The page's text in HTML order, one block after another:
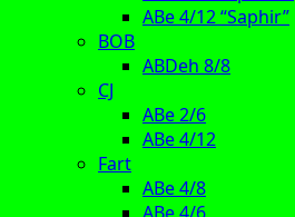
ABe 4/12 “Saphir”
BOB
ABDeh 8/8
CJ
ABe 2/6
ABe 4/12
Fart
ABe 4/8